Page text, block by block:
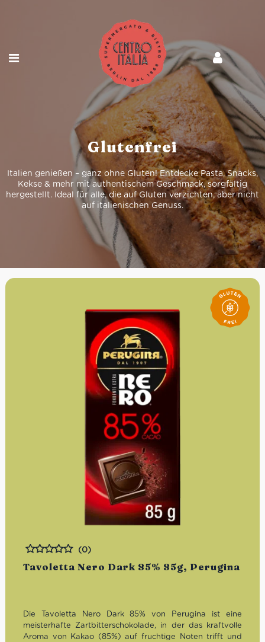
Glutenfrei
Italien genießen – ganz ohne Gluten! Entdecke Pasta, Snacks,
Kekse & mehr mit authentischem Geschmack, sorgfältig
hergestellt. Ideal für alle, die auf Gluten verzichten, aber nicht
auf italienischen Genuss.
Tavoletta Nero Dark 85% 85g, Perugina
Bewertet
(0)
Die Tavoletta Nero Dark 85% von Perugina ist eine
meisterhafte Zartbitterschokolade, in der das kraftvolle
Aroma von Kakao (85%) auf fruchtige Noten trifft und